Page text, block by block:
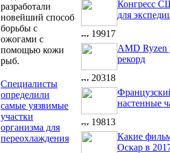
разработали
новейший способ
борьбы с
ожогами с
помощью кожи
рыб.
Специалисты
определили
самые уязвимые
участки
организма для
переохлаждения
Конгресс
для
19917
AMD Ryzen
рекорд
20318
настенные
19813
Какие
Оскар в